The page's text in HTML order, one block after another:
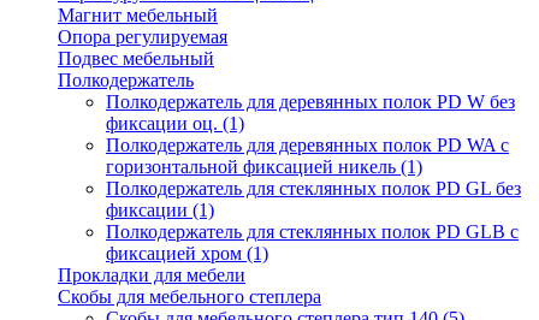
Магнит мебельный
Опора регулируемая
Подвес мебельный
Полкодержатель
Полкодержатель для деревянных полок PD W без
фиксации оц. (1)
Полкодержатель для деревянных полок PD WA с
горизонтальной фиксацией никель (1)
Полкодержатель для стеклянных полок PD GL без
фиксации (1)
Полкодержатель для стеклянных полок PD GLВ с
фиксацией хром (1)
Прокладки для мебели
Скобы для мебельного степлера